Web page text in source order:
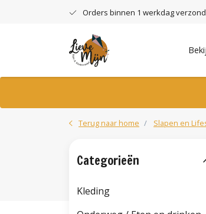
Orders binnen 1 werkdag
Terug naar home Slapen en
Categorieën
Kleding